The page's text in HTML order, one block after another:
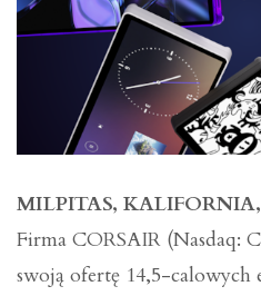
MILPITAS,
Firma CORSAIR (Nasdaq:
swoją ofertę 14,5-